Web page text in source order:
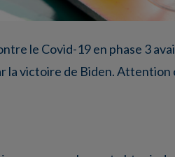
le Covid-19 en phase 3
la victoire de Biden.